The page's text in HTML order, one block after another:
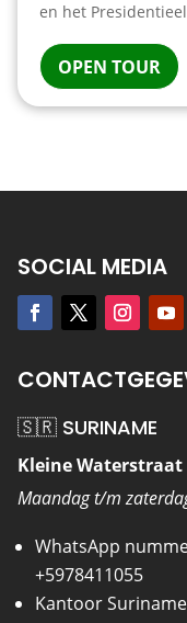
en het
OPEN TOUR
SOCIAL MEDIA
🇸🇷 SURINAME
Kleine
Maandag t/m
WhatsApp
+5978411055
Kantoor Suriname